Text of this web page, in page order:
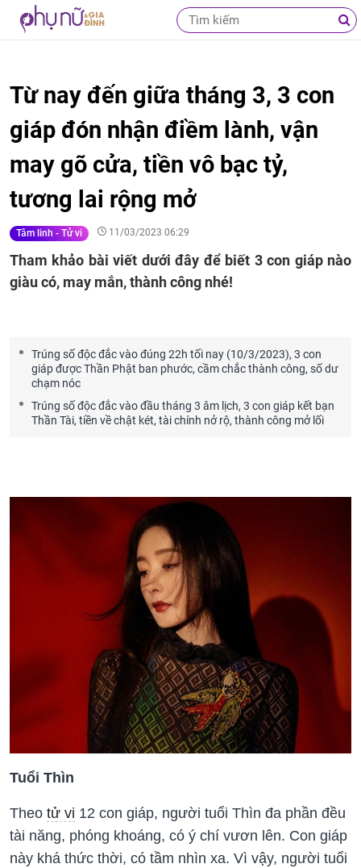
Từ nay đến giữa tháng 3, 3 con
giáp đón nhận điềm lành, vận
may gõ cửa, tiền vô bạc tỷ,
tương lai rộng mở
Tâm linh - Tử vi 11/03/2023 06:29
Tham khảo bài viết dưới đây để biết 3 con giáp nào
giàu có, may mắn, thành công nhé!
Trúng số độc đắc vào đúng 22h tối nay (10/3/2023), 3 con
giáp được Thần Phật ban phước, cầm chắc thành công, số dư
chạm nóc
Trúng số độc đắc vào đầu tháng 3 âm lịch, 3 con giáp kết bạn
Thần Tài, tiền về chật két, tài chính nở rộ, thành công mở lối
Tuổi Thìn
Theo tử vi 12 con giáp, người tuổi Thìn đa phần đều
tài năng, phóng khoáng, có ý chí vươn lên. Con giáp
này khá thức thời, có tầm nhìn xa. Vì vậy, người tuổi